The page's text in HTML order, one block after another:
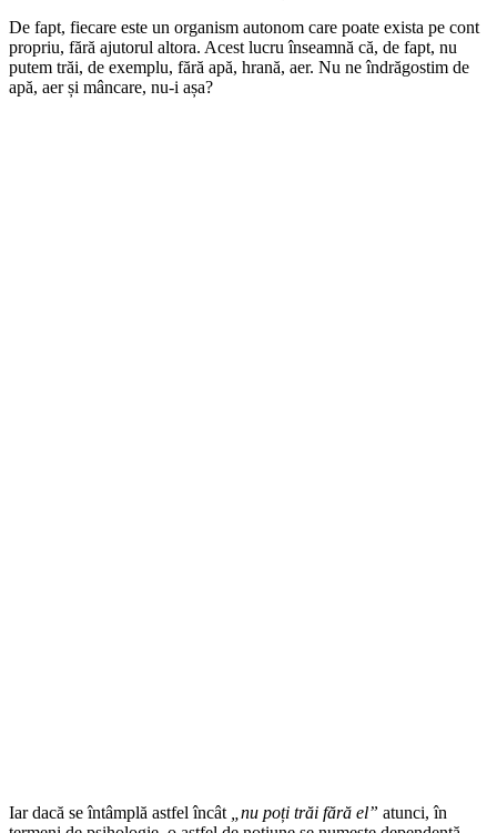
De fapt, fiecare este un organism autonom care poate exista pe cont
propriu, fără ajutorul altora. Acest lucru înseamnă că, de fapt, nu
putem trăi, de exemplu, fără apă, hrană, aer. Nu ne îndrăgostim de
apă, aer și mâncare, nu-i așa?
Iar dacă se întâmplă astfel încât „nu poți trăi fără el” atunci, în